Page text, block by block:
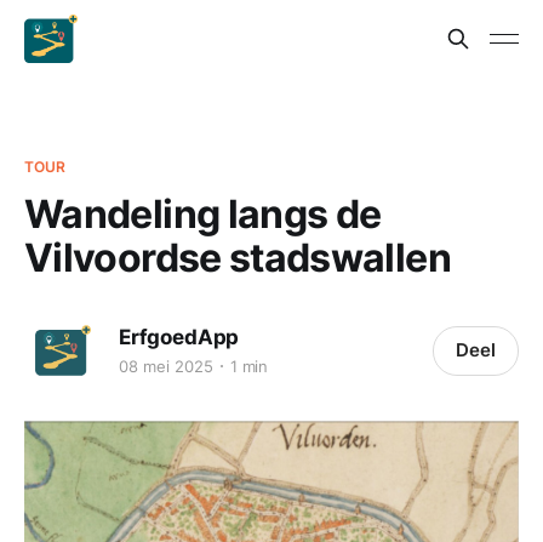
TOUR
Wandeling langs de
Vilvoordse stadswallen
ErfgoedApp
08 mei 2025 1 min
Deel